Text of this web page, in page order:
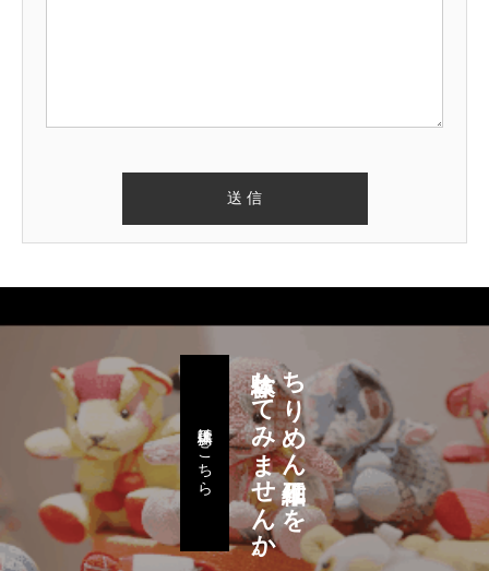
ちりめん細工作りを
体験してみませんか。
体験工房はこちら